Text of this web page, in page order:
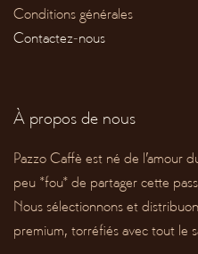
Conditions générales
Contactez-nous
À propos de nous
Pazzo Caffè est né de l’amour
peu *fou* de partager cette
Nous sélectionnons et
premium, torréfiés avec tout le